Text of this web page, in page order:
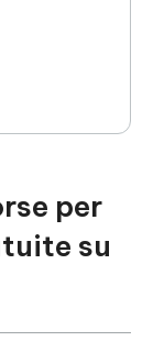
per
su